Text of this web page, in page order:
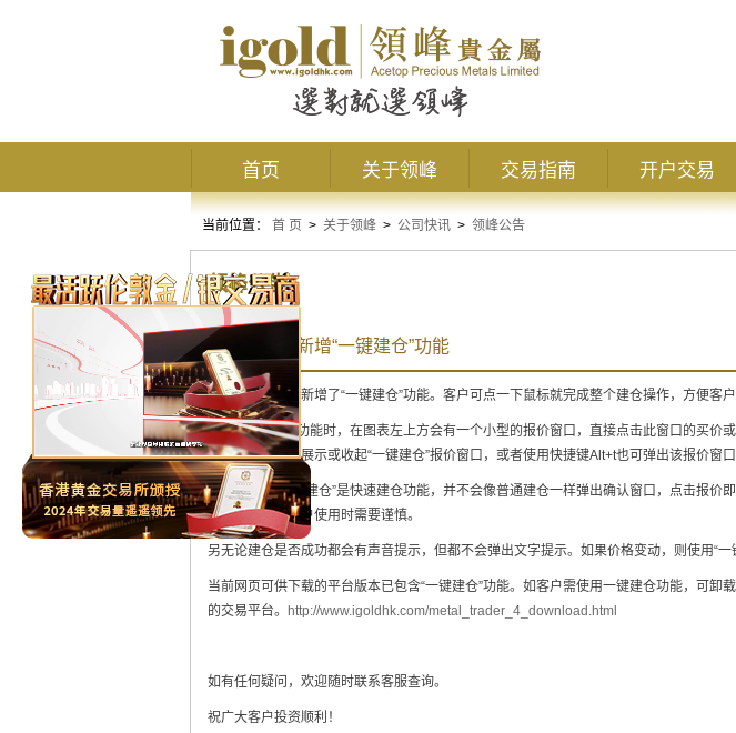
首页 关于领峰 交易指南 开户交易
当前位置： 首 页 > 关于领峰 > 公司快讯 > 领峰公告
领峰公告
MT4升级，新增“一键建仓”功能
MT4平台升级，新增了“一键建仓”功能。客户可点一下鼠标就完成整个建仓操作，方便客户
开启“一键建仓”功能时，在图表左上方会有一个小型的报价窗口，直接点击此窗口的买价
方的小三角形可展示或收起“一键建仓”报价窗口，或者使用快捷键Alt+t也可弹出该报价窗口
温馨提示：“一键建仓”是快速建仓功能，并不会像普通建仓一样弹出确认窗口，点击报价
取消或更改，客户使用时需要谨慎。
另无论建仓是否成功都会有声音提示，但都不会弹出文字提示。如果价格变动，则使用“一
当前网页可供下载的平台版本已包含“一键建仓”功能。如客户需使用一键建仓功能，可卸
的交易平台。
http://www.igoldhk.com/metal_trader_4_download.html
如有任何疑问，欢迎随时联系客服查询。
祝广大客户投资顺利！